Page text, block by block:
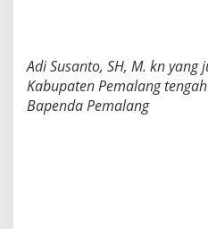
Adi Susanto, SH, M. kn yang
Kabupaten Pemalang
Bapenda Pemalang